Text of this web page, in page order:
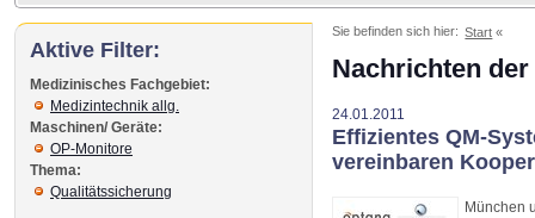
Sie befinden sich hier: Start
Nachrichten
24.01.2011
Effizientes QM-
vereinbaren
München
Aktive Filter:
Medizinisches Fachgebiet:
Medizintechnik allg.
Maschinen/ Geräte:
OP-Monitore
Thema:
Qualitätssicherung